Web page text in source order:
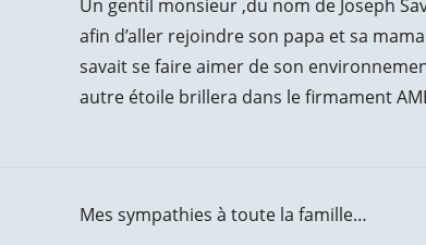
Un gentil monsieur ,du nom de Joseph
afin d’aller rejoindre son papa et sa
savait se faire aimer de son
autre étoile brillera dans le firmament
Mes sympathies à toute la famille…